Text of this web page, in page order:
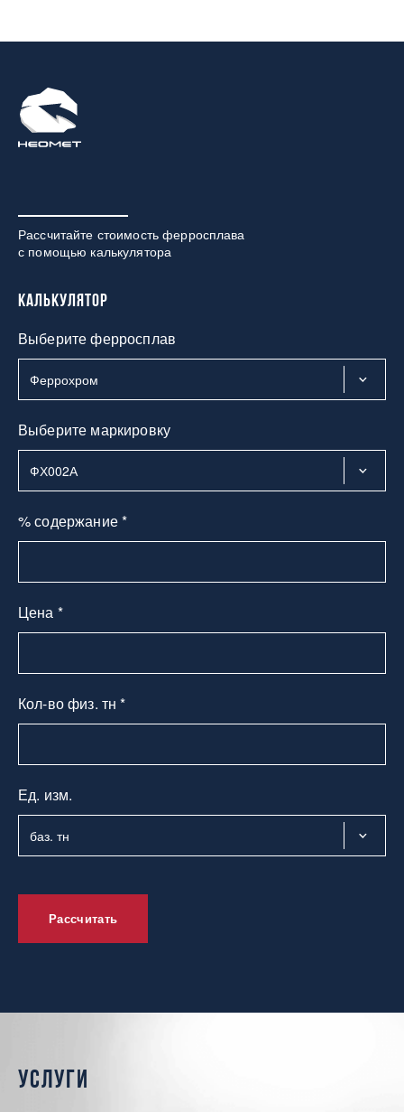
Рассчитайте стоимость ферросплава
с помощью калькулятора
Калькулятор
Выберите ферросплав
Выберите маркировку
% содержание *
Цена *
Кол-во физ. тн *
Ед. изм.
Рассчитать
услуги